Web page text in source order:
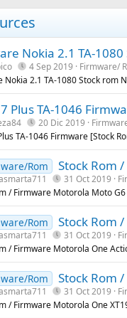
Nokia 2.1 TA-
4 Sep 2019
Firmware/
Nokia 2.1 TA-1080 Stock rom
Plus TA-1046
20 Dic 2019
TA-1046 Firmware [Stock
Rom Stock Rom
31 Oct 2019
/ Firmware Motorola Moto
Rom Stock Rom
31 Oct 2019
/ Firmware Motorola One
Rom Stock Rom
31 Oct 2019
/ Firmware Motorola One